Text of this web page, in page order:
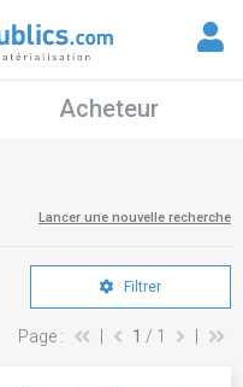
Acheteur
Lancer une nouvelle recherche
Filtrer
Page : 1 / 1